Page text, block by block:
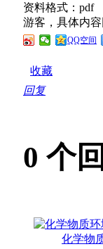
资料格式：pdf
游客，具体内容
QQ空间
收藏
回复
0 个
化学物